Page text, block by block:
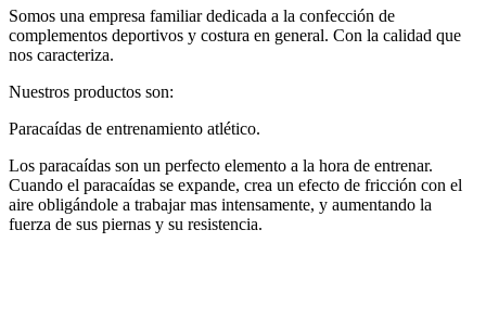
Somos una empresa familiar dedicada a la confección de
complementos deportivos y costura en general. Con la calidad que
nos caracteriza.
Nuestros productos son:
Paracaídas de entrenamiento atlético.
Los paracaídas son un perfecto elemento a la hora de entrenar.
Cuando el paracaídas se expande, crea un efecto de fricción con el
aire obligándole a trabajar mas intensamente, y aumentando la
fuerza de sus piernas y su resistencia.